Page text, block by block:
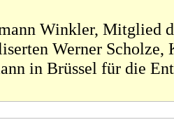
Winkler, Mitglied
Werner Scholze,
in Brüssel für die